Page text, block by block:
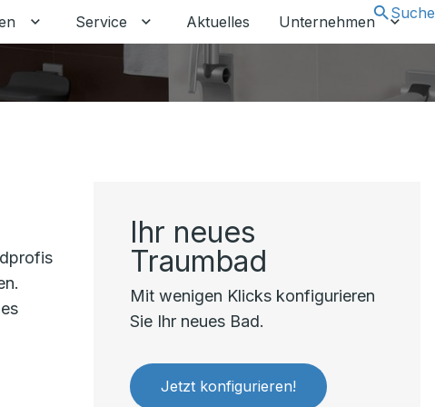
Suche
Untermenü für Leistungen umschalten
Service Untermenü für Service umschalten
Aktuelles Unternehmen
Ihr neues
Traumbad
Mit wenigen Klicks konfigurieren
Sie Ihr neues Bad.
Jetzt konfigurieren!